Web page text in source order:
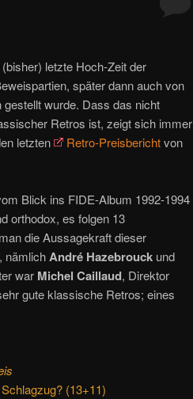
letzte Hoch-Zeit der
später dann auch von
wurde. Dass das nicht
Retros ist, zeigt sich immer
letzten
Retro-Preisberichtvon
Blick ins FIDE-Album 1992-1994
orthodox, es folgen 13
die Aussagekraft dieser
nämlichAndré Hazebrouck und
war Michel Caillaud, Direktor
gute klassische Retros; eines
(13+11)